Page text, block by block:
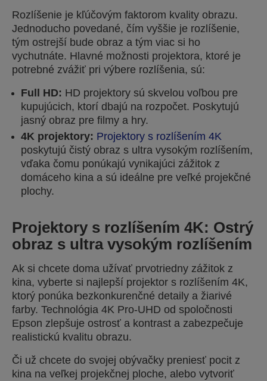
Rozlíšenie je kľúčovým faktorom kvality obrazu.
Jednoducho povedané, čím vyššie je rozlíšenie,
tým ostrejší bude obraz a tým viac si ho
vychutnáte. Hlavné možnosti projektora, ktoré je
potrebné zvážiť pri výbere rozlíšenia, sú:
Full HD: HD projektory sú skvelou voľbou pre
kupujúcich, ktorí dbajú na rozpočet. Poskytujú
jasný obraz pre filmy a hry.
4K projektory: Projektory s rozlíšením 4K
poskytujú čistý obraz s ultra vysokým rozlíšením,
vďaka čomu ponúkajú vynikajúci zážitok z
domáceho kina a sú ideálne pre veľké projekčné
plochy.
Projektory s rozlíšením 4K: Ostrý
obraz s ultra vysokým rozlíšením
Ak si chcete doma užívať prvotriedny zážitok z
kina, vyberte si najlepší projektor s rozlíšením 4K,
ktorý ponúka bezkonkurenčné detaily a žiarivé
farby. Technológia 4K Pro-UHD od spoločnosti
Epson zlepšuje ostrosť a kontrast a zabezpečuje
realistickú kvalitu obrazu.
Či už chcete do svojej obývačky preniesť pocit z
kina na veľkej projekčnej ploche, alebo vytvoriť